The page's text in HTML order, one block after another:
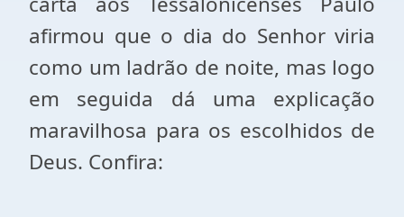
afirmou que o dia do Senhor viria
como um ladrão de noite, mas logo
em seguida dá uma explicação
maravilhosa para os escolhidos de
Deus. Confira: